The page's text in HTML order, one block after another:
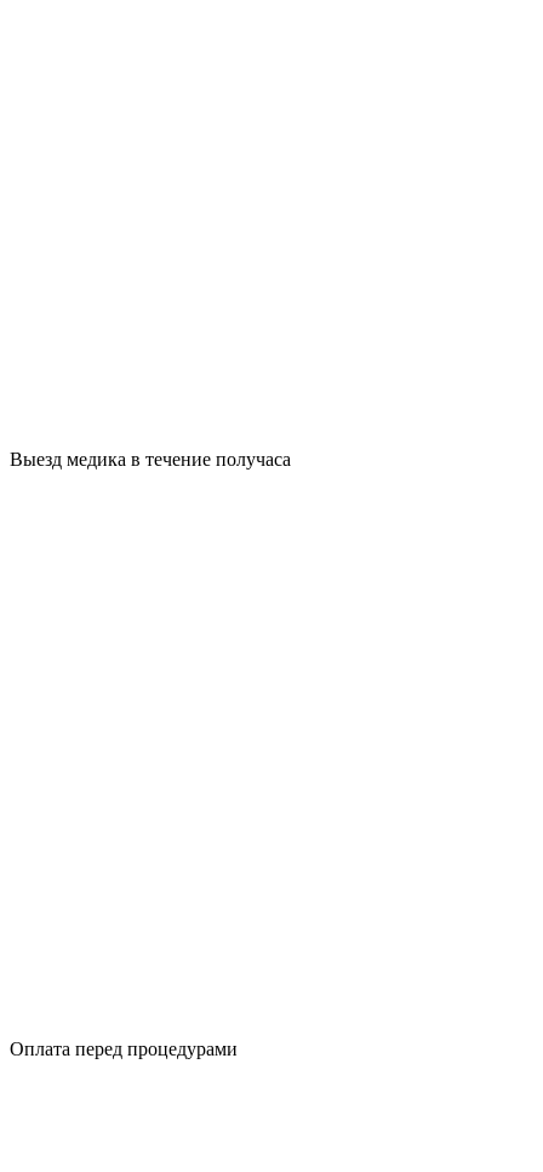
Выезд медика в течение получаса
Оплата перед процедурами